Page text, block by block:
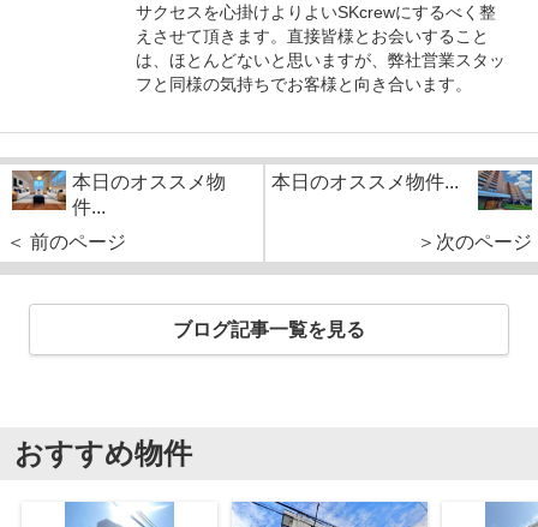
サクセスを心掛けよりよいSKcrewにするべく整
えさせて頂きます。直接皆様とお会いすること
は、ほとんどないと思いますが、弊社営業スタッ
フと同様の気持ちでお客様と向き合います。
本日のオススメ物
件...
＜ 前のページ
本日のオススメ物件...
＞次のページ
ブログ記事一覧を見る
おすすめ物件